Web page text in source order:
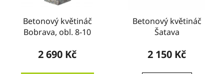
Betonový květináč
Bobrava, obl. 8-10
2 690 Kč
Betonový květináč
Šatava
2 150 Kč